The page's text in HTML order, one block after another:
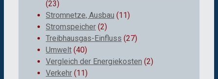
(23)
Stromnetze, Ausbau (11)
Stromspeicher (2)
Treibhausgas-Einfluss (27)
Umwelt (40)
Vergleich der Energiekosten (2)
Verkehr (11)